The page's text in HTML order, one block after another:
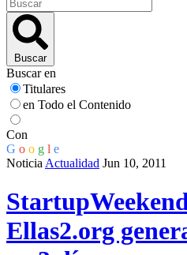
Buscar
Buscar en
Titulares
en Todo el Contenido
Con
G o o g l e
Noticia Actualidad Jun 10, 2011
Ellas2.org